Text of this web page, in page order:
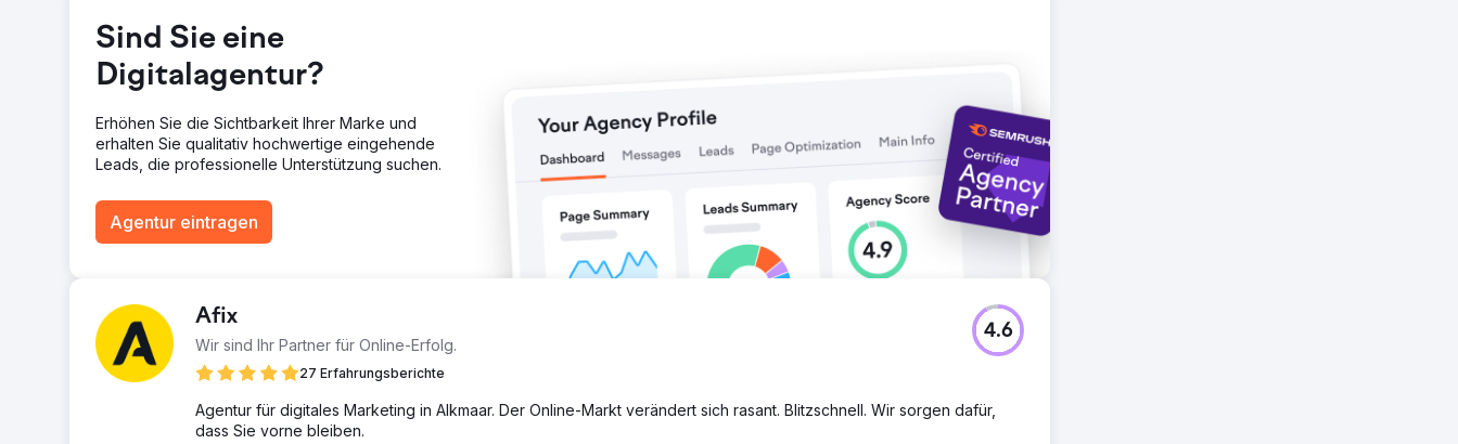
Sind Sie eine
Digitalagentur?
Erhöhen Sie die Sichtbarkeit Ihrer Marke und
erhalten Sie qualitativ hochwertige eingehende
Leads, die professionelle Unterstützung suchen.
Agentur eintragen
Afix
Wir sind Ihr Partner für Online-Erfolg.
27 Erfahrungsberichte
4.6
Agentur für digitales Marketing in Alkmaar. Der Online-Markt verändert sich rasant. Blitzschnell. Wir sorgen dafür,
dass Sie vorne bleiben.